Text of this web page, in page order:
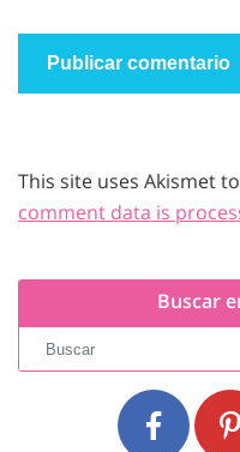
This site uses Akismet
comment data is
Buscar